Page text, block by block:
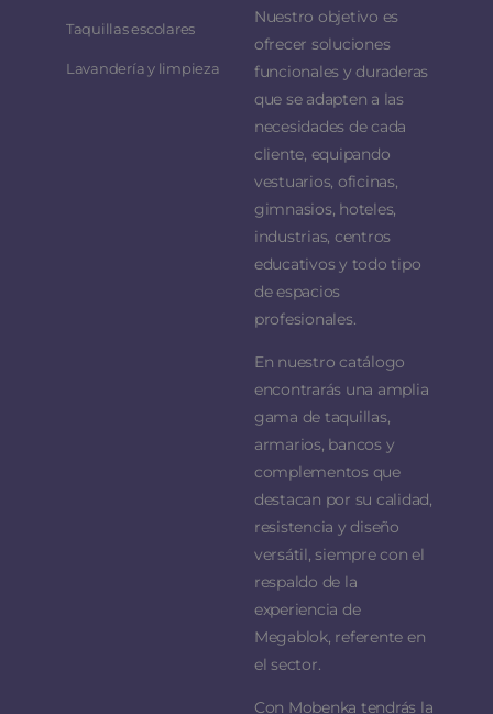
Taquillas escolares
Lavandería y limpieza
Nuestro objetivo es
ofrecer soluciones
funcionales y duraderas
que se adapten a las
necesidades de cada
cliente, equipando
vestuarios, oficinas,
gimnasios, hoteles,
industrias, centros
educativos y todo tipo
de espacios
profesionales.
En nuestro catálogo
encontrarás una amplia
gama de taquillas,
armarios, bancos y
complementos que
destacan por su calidad,
resistencia y diseño
versátil, siempre con el
respaldo de la
experiencia de
Megablok, referente en
el sector.
Con Mobenka tendrás la